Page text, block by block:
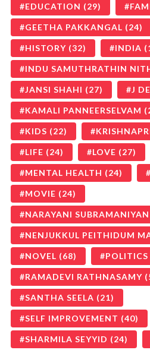
EDUCATION (29)
GEETHA PAKKANGAL (24)
HISTORY (32) INDIA
INDU SAMUTHRATHIN
JANSI SHAHI (27) J
KAMALI PANNEERSELVAM
KIDS (22)
LIFE (24) LOVE (27)
MENTAL HEALTH (24)
MOVIE (24)
NARAYANI SUBRAMANIYAN
NENJUKKUL PEITHIDUM
NOVEL (68) POLITICS
RAMADEVI RATHNASAMY
SANTHA SEELA (21)
SELF IMPROVEMENT (40)
SHARMILA SEYYID (24)